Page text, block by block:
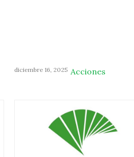
diciembre 16, 2025 Acciones